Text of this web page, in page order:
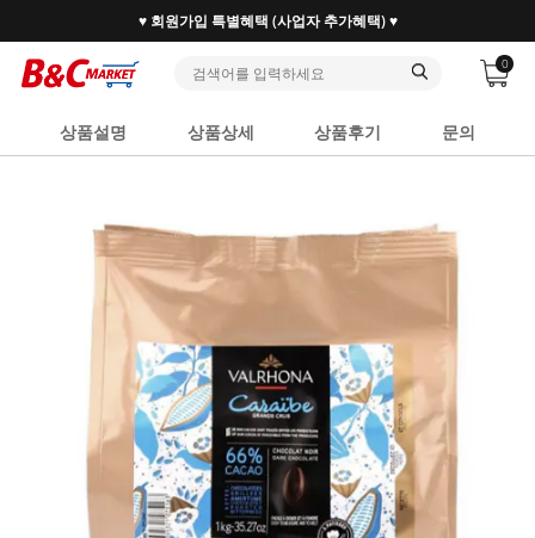
♥ 회원가입 특별혜택 (사업자 추가혜택) ♥
0
상품설명 상품상세 상품후기 문의